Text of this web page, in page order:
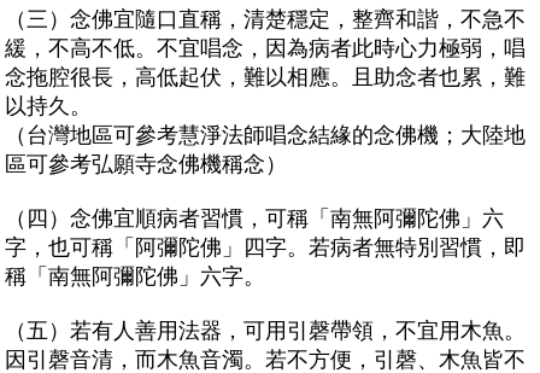
（三）念佛宜隨口直稱，清楚穩定，整齊和諧，不急不
緩，不高不低。不宜唱念，因為病者此時心力極弱，唱
念拖腔很長，高低起伏，難以相應。且助念者也累，難
以持久。
（台灣地區可參考慧淨法師唱念結緣的念佛機；大陸地
區可參考弘願寺念佛機稱念）
（四）念佛宜順病者習慣，可稱「南無阿彌陀佛」六
字，也可稱「阿彌陀佛」四字。若病者無特別習慣，即
稱「南無阿彌陀佛」六字。
（五）若有人善用法器，可用引磬帶領，不宜用木魚。
因引磬音清，而木魚音濁。若不方便，引磬、木魚皆不